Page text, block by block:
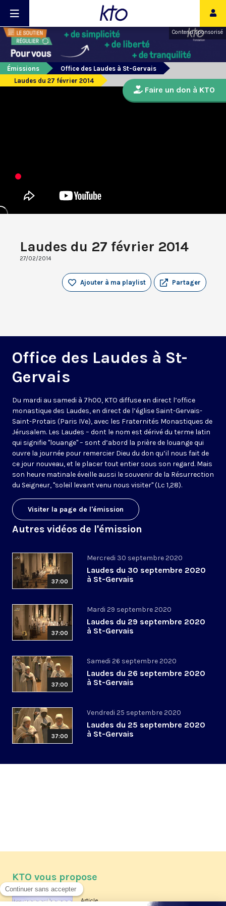
Contenu sponsorisé
Émissions
Office des Laudes à St-Gervais
Laudes du 27 février 2014
Laudes du 27 février 2014
27/02/2014
Partager
Ajouter à ma playlist
Office des Laudes à St-
Gervais
Du mardi au samedi à 7h00, KTO diffuse en direct l’office
monastique des Laudes, en direct de l’église Saint-Gervais-
Saint-Protais (Paris IVe), avec les Fraternités Monastiques de
Jérusalem. Les Laudes – dont le nom est dérivé du terme latin
qui signifie "louange" – sont d’abord la prière de louange qui
ouvre la journée pour remercier Dieu du don qu’il nous fait de
ce jour nouveau, et le placer tout entier sous son regard. Mais
son heure matinale éveille aussi le souvenir de la Résurrection
du Seigneur, "soleil levant venu nous visiter" (Lc 1,28).
Visiter la page de l'émission
Autres vidéos de l'émission
37:00
Mercredi 30 septembre 2020
Laudes du 30 septembre 2020
à St-Gervais
37:00
Mardi 29 septembre 2020
Laudes du 29 septembre 2020
à St-Gervais
37:00
Samedi 26 septembre 2020
Laudes du 26 septembre 2020
à St-Gervais
37:00
Vendredi 25 septembre 2020
Laudes du 25 septembre 2020
à St-Gervais
Faire un don à KTO
KTO vous propose
Article